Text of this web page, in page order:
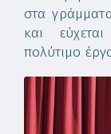
στα
και
πολύτιμο